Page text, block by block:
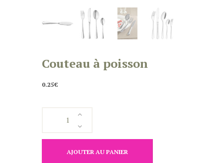
Couteau à poisson
0.25€
Couteau
AJOUTER AU PANIER